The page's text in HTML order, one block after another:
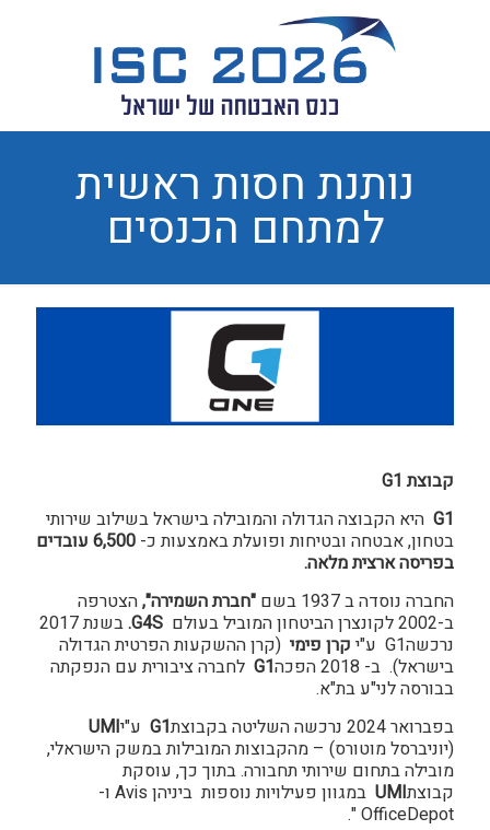
נותנת חסות ראשית
למתחם הכנסים
קבוצת G1
G1 היא הקבוצה הגדולה והמובילה בישראל בשילוב שירותי
בטחון, אבטחה ובטיחות ופועלת באמצעות כ-
6,500 עובדים
בפריסה ארצית מלאה.
החברה נוסדה ב 1937 בשם
"חברת השמירה",הצטרפה
ב-2002 לקונצרן הביטחון המוביל בעולם
G4S
.
בשנת 2017
נרכשהG1 ע"י
קרן פימי (קרן ההשקעות הפרטית הגדולה
בישראל). ב- 2018 הפכה
G1 לחברה ציבורית עם הנפקתה
בבורסה לני"ע בת"א.
בפברואר 2024 נרכשה השליטה בקבוצת
G1 ע"יUMI
(יוניברסל מוטורס) – מהקבוצות המובילות במשק הישראלי,
מובילה בתחום שירותי תחבורה. בתוך כך, עוסקת
קבוצתUMI
במגוון פעילויות נוספות ביניהן Avis ו-
OfficeDepot ".